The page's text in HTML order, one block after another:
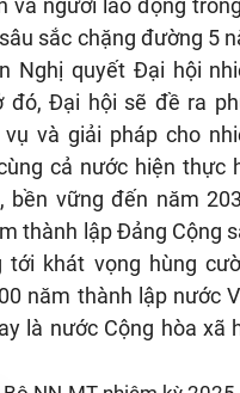
và người lao động
sắc chặng đường 5
Nghị quyết Đại hội
đó, Đại hội sẽ đề ra
và giải pháp cho
cả nước hiện thực
bền vững đến năm
thành lập Đảng Cộng
tới khát vọng hùng
năm thành lập nước
là nước Cộng hòa xã